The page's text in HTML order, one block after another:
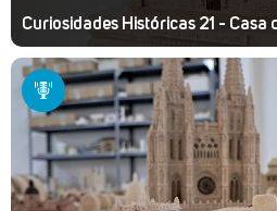
Curiosidades Históricas 21 -